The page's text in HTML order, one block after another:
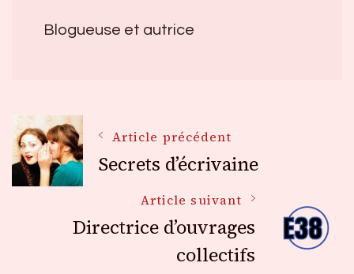
Blogueuse et autrice
Navigation
des
articles
Article précédent
Secrets d’écrivaine
Article suivant
Directrice d’ouvrages
collectifs